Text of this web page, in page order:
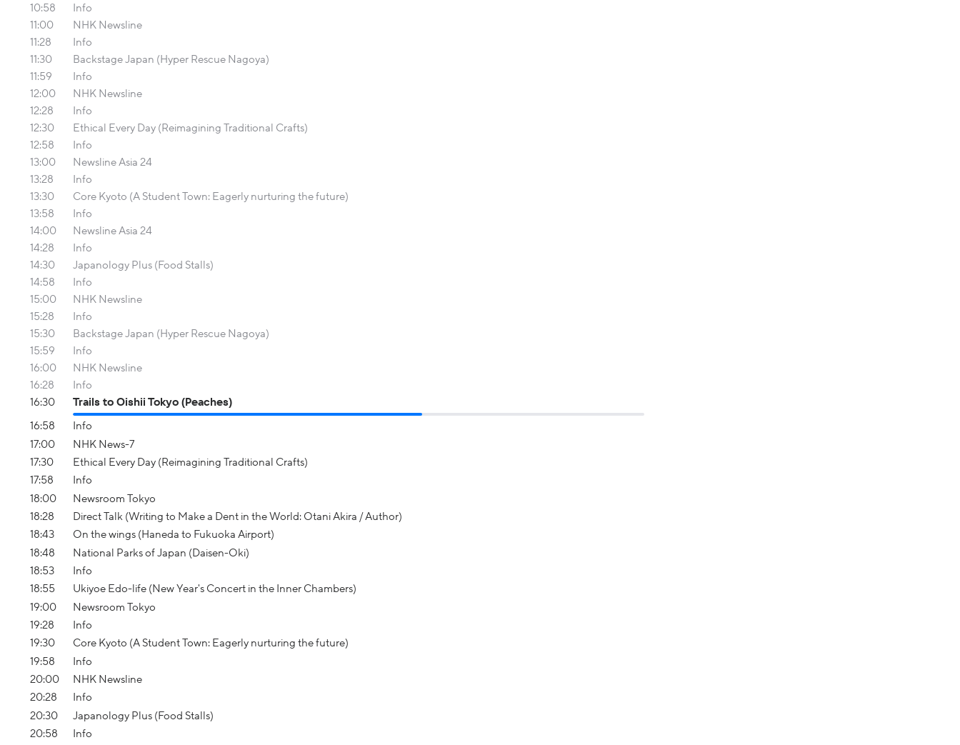
10:58
Info
11:00
NHK Newsline
11:28
Info
11:30
Backstage Japan (Hyper Rescue Nagoya)
11:59
Info
12:00
NHK Newsline
12:28
Info
12:30
Ethical Every Day (Reimagining Traditional Crafts)
12:58
Info
13:00
Newsline Asia 24
13:28
Info
13:30
Core Kyoto (A Student Town: Eagerly nurturing the future)
13:58
Info
14:00
Newsline Asia 24
14:28
Info
14:30
Japanology Plus (Food Stalls)
14:58
Info
15:00
NHK Newsline
15:28
Info
15:30
Backstage Japan (Hyper Rescue Nagoya)
15:59
Info
16:00
NHK Newsline
16:28
Info
16:30
Trails to Oishii Tokyo (Peaches)
16:58
Info
17:00
NHK News-7
17:30
Ethical Every Day (Reimagining Traditional Crafts)
17:58
Info
18:00
Newsroom Tokyo
18:28
Direct Talk (Writing to Make a Dent in the World: Otani Akira / Author)
18:43
On the wings (Haneda to Fukuoka Airport)
18:48
National Parks of Japan (Daisen-Oki)
18:53
Info
18:55
Ukiyoe Edo-life (New Year's Concert in the Inner Chambers)
19:00
Newsroom Tokyo
19:28
Info
19:30
Core Kyoto (A Student Town: Eagerly nurturing the future)
19:58
Info
20:00
NHK Newsline
20:28
Info
20:30
Japanology Plus (Food Stalls)
20:58
Info